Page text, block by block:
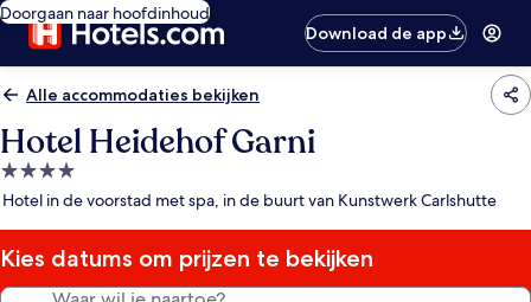
Doorgaan naar hoofdinhoud
Download de app
Alle accommodaties bekijken
Hotel Heidehof Garni
4.0-
sterrenaccommodatie
Hotel in de voorstad met spa, in de buurt van Kunstwerk Carlshutte
Kies datums om prijzen te bekijken